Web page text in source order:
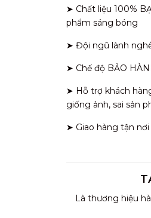
➤ Chất liệu 100%
phẩm sáng bóng
➤ Đội ngũ lành
➤ Chế độ BẢO
➤ Hỗ trợ khách
giống ảnh, sai sản
➤ Giao hàng tận nơi
Là thương hiệu